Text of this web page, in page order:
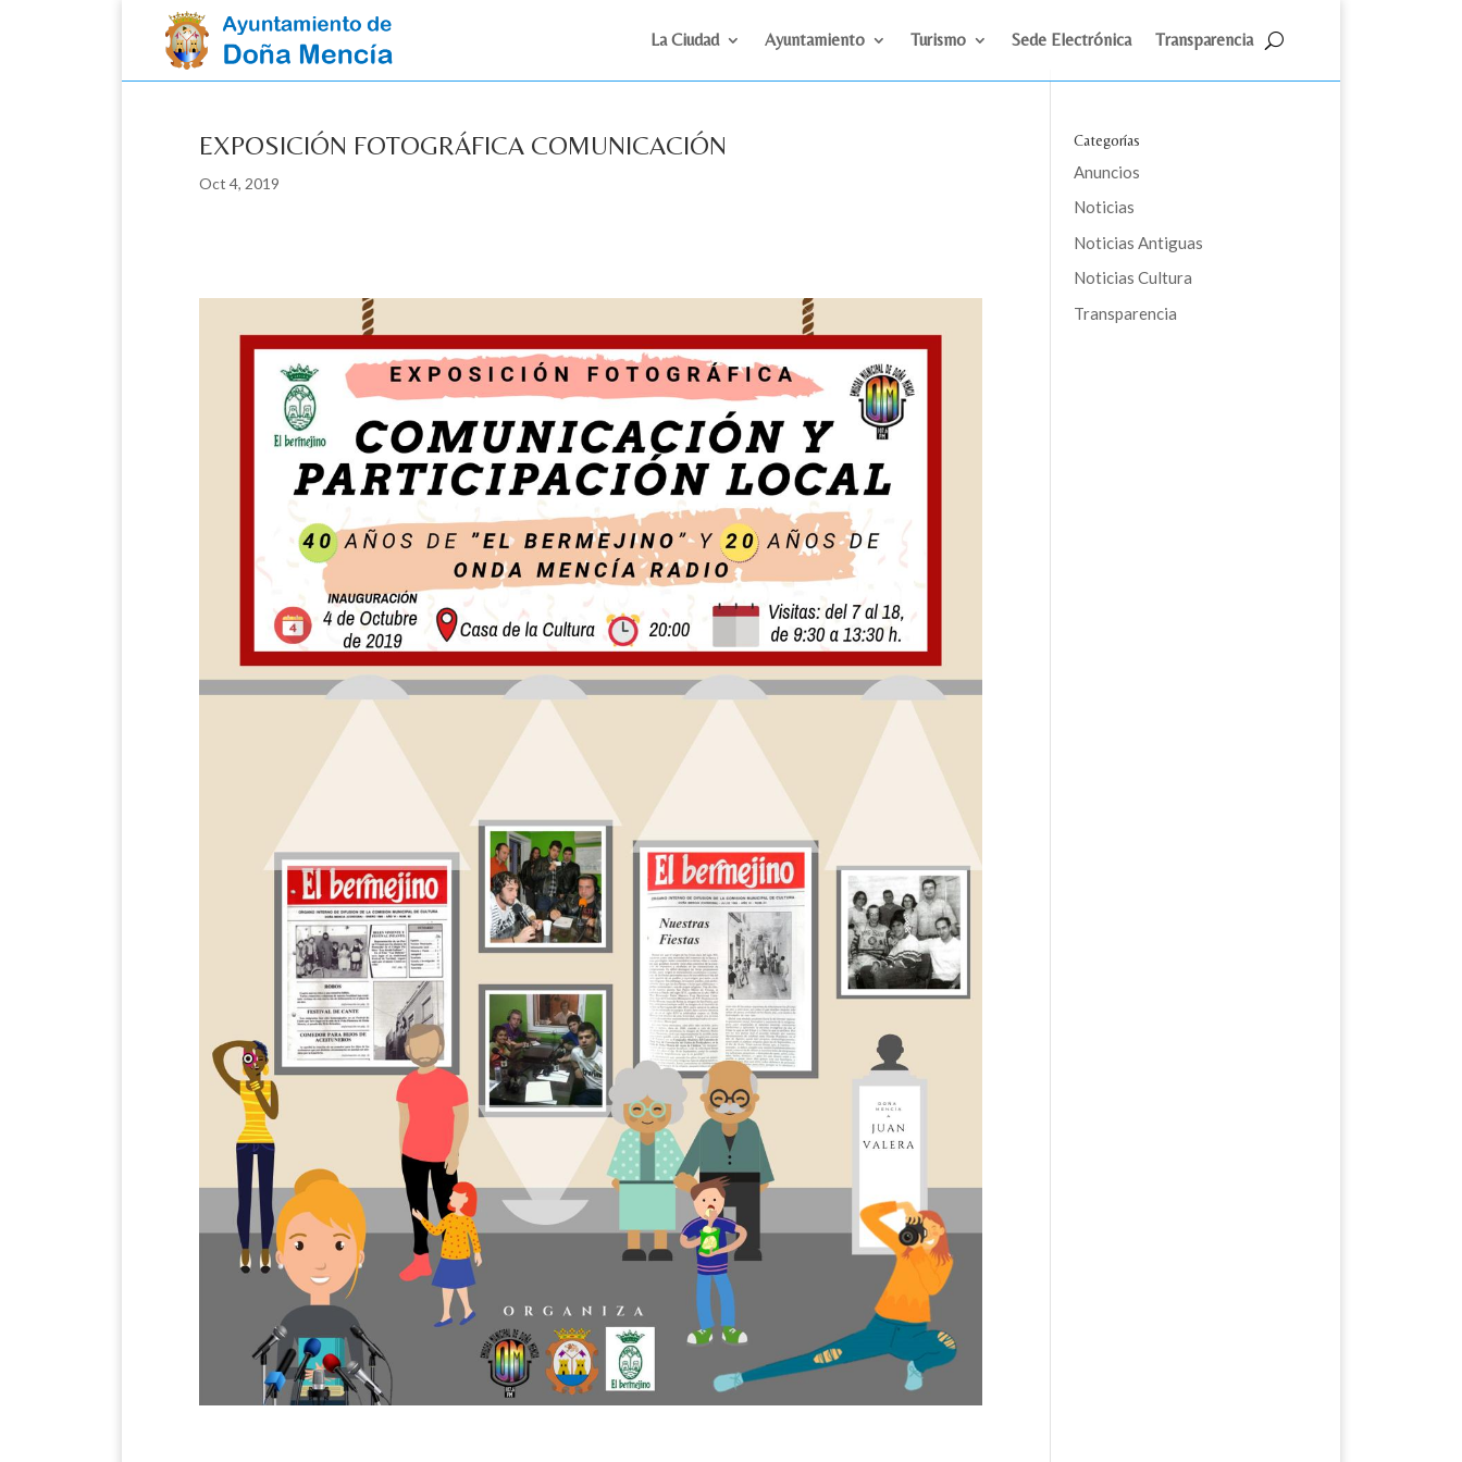
La Ciudad Ayuntamiento Turismo Sede Electrónica Transparencia
EXPOSICIÓN FOTOGRÁFICA COMUNICACIÓN
Oct 4, 2019
Categorías
Anuncios
Noticias
Noticias Antiguas
Noticias Cultura
Transparencia